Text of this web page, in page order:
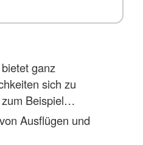
ganz
sich zu
zum Beispiel…
Ausflügen und